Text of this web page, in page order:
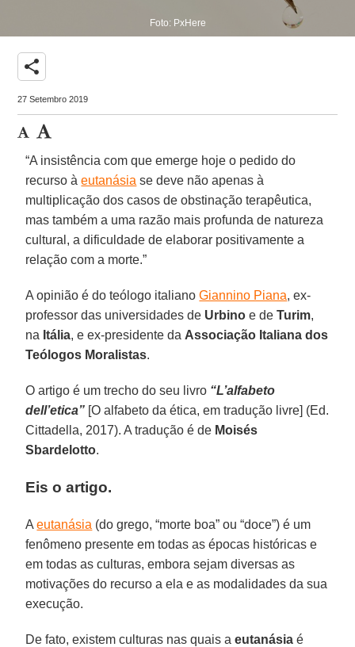
Foto: PxHere
share
27 Setembro 2019
“A insistência com que emerge hoje o pedido do
recurso àeutanásia se deve não apenas à
multiplicação dos casos de obstinação terapêutica,
mas também a uma razão mais profunda de natureza
cultural, a dificuldade de elaborar positivamente a
relação com a morte.”
A opinião é do teólogo italianoGiannino Piana, ex-
professor das universidades de Urbino e deTurim,
na Itália, e ex-presidente da Associação Italiana dos
Teólogos Moralistas.
O artigo é um trecho do seu livro “L’alfabeto
dell’etica” [O alfabeto da ética, em tradução livre] (Ed.
Cittadella, 2017). A tradução é de Moisés
Sbardelotto.
Eis o artigo.
Aeutanásia (do grego, “morte boa” ou “doce”) é um
fenômeno presente em todas as épocas históricas e
em todas as culturas, embora sejam diversas as
motivações do recurso a ela e as modalidades da sua
execução.
De fato, existem culturas nas quais aeutanásia é